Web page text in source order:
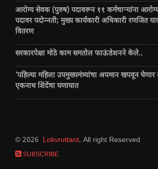
आरोग्य सेवक (पुरुष) पदावरून ११ कर्मचाऱ्यांना
पदावर पदोन्नती; मुख्य कार्यकारी अधिकारी रणजित
वितरण
सरकारपेक्षा मोठे काम समतोल फाऊंडेशनने केले..
‘पहिल्या महिला उपमुख्यमंत्र्यांचा अपमान खपवून घेणार
एकनाथ शिंदेंचा घणाघात
© 2026 Lokvruttant. All right Reserved
SUBSCRIBE